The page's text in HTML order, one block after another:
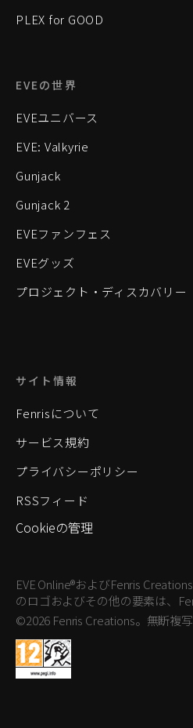
PLEX for GOOD
EVEの世界
EVEユニバース
EVE: Valkyrie
Gunjack
Gunjack 2
EVEファンフェス
EVEグッズ
プロジェクト・ディスカバリー
サイト情報
Fenrisについて
サービス規約
プライバシーポリシー
RSSフィード
Cookieの管理
EVE Online®およびFenris
のロゴおよびその他の要素は、
©2026 Fenris Creations。無断複